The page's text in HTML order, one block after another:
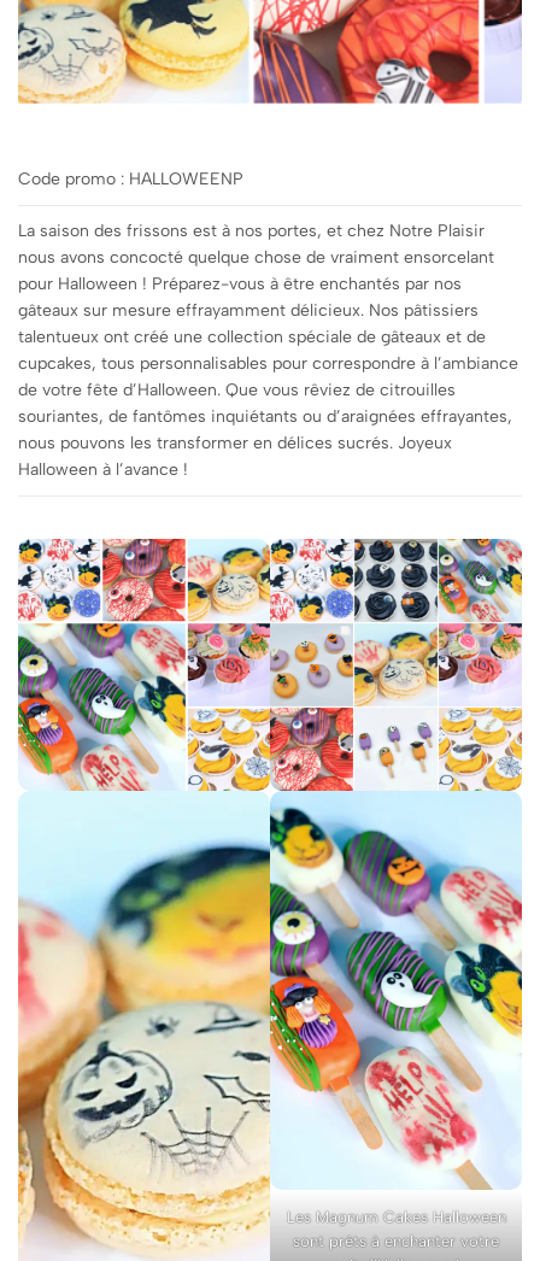
Code promo : HALLOWEENP
La saison des frissons est à nos portes, et chez Notre Plaisir
nous avons concocté quelque chose de vraiment ensorcelant
pour Halloween ! Préparez-vous à être enchantés par nos
gâteaux sur mesure effrayamment délicieux. Nos pâtissiers
talentueux ont créé une collection spéciale de gâteaux et de
cupcakes, tous personnalisables pour correspondre à l’ambiance
de votre fête d’Halloween. Que vous rêviez de citrouilles
souriantes, de fantômes inquiétants ou d’araignées effrayantes,
nous pouvons les transformer en délices sucrés. Joyeux
Halloween à l’avance !
Les Magnum Cakes Halloween
sont prêts à enchanter votre